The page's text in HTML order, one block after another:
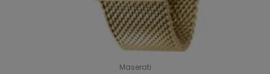
Maserati